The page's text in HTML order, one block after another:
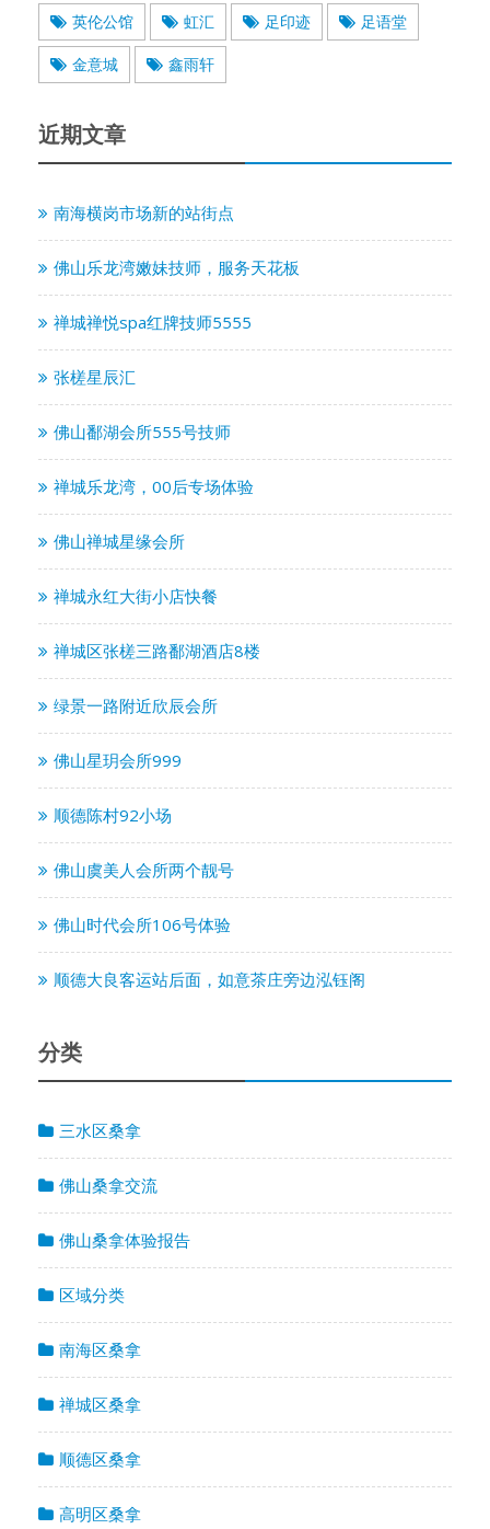
英伦公馆 虹汇 足印迹 足语堂
金意城 鑫雨轩
近期文章
南海横岗市场新的站街点
佛山乐龙湾嫩妹技师，服务天花板
禅城禅悦spa红牌技师5555
张槎星辰汇
佛山鄱湖会所555号技师
禅城乐龙湾，00后专场体验
佛山禅城星缘会所
禅城永红大街小店快餐
禅城区张槎三路鄱湖酒店8楼
绿景一路附近欣辰会所
佛山星玥会所999
顺德陈村92小场
佛山虞美人会所两个靓号
佛山时代会所106号体验
顺德大良客运站后面，如意茶庄旁边泓钰阁
分类
三水区桑拿
佛山桑拿交流
佛山桑拿体验报告
区域分类
南海区桑拿
禅城区桑拿
顺德区桑拿
高明区桑拿